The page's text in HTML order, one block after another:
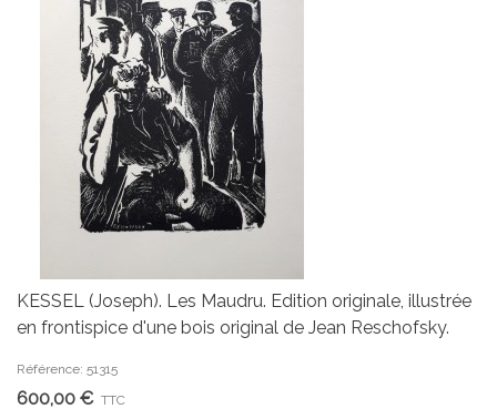
KESSEL (Joseph). Les Maudru. Edition originale, illustrée
en frontispice d'une bois original de Jean Reschofsky.
Référence: 51315
600,00 € TTC